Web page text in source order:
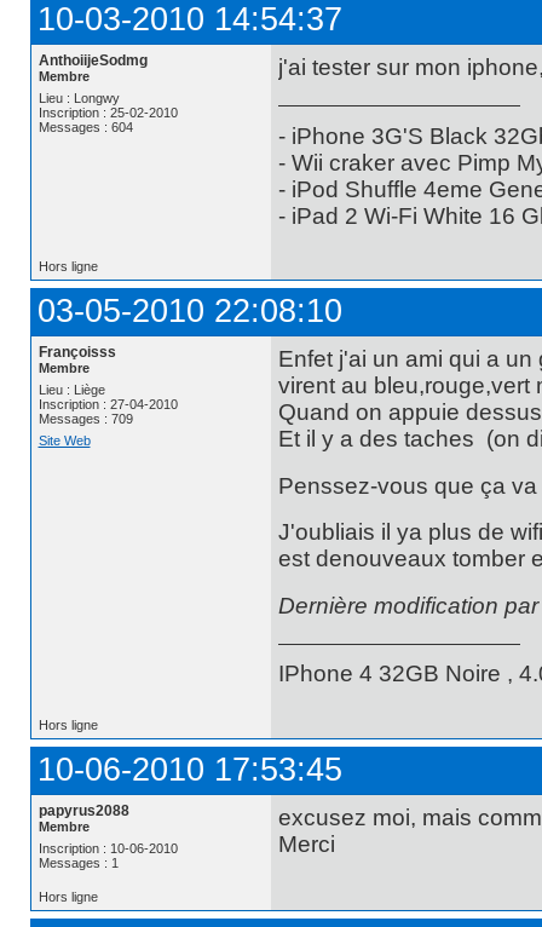
10-03-2010 14:54:37
AnthoiijeSodmg
Membre
Lieu : Longwy
Inscription : 25-02-2010
Messages : 604
j'ai tester sur mon
- iPhone 3G'S Black
- Wii craker avec Pimp
- iPod Shuffle 4eme
- iPad 2 Wi-Fi White 16
Hors ligne
03-05-2010 22:08:10
Françoisss
Membre
Lieu : Liège
Inscription : 27-04-2010
Messages : 709
Site Web
Enfet j'ai un ami qui a
virent au bleu,rouge,vert
Quand on appuie
Et il y a des taches (on
Penssez-vous que ça
J'oubliais il ya plus de
est denouveaux tomber
Dernière modification
IPhone 4 32GB Noire ,
Hors ligne
10-06-2010 17:53:45
papyrus2088
Membre
Inscription : 10-06-2010
Messages : 1
excusez moi, mais
Merci
Hors ligne